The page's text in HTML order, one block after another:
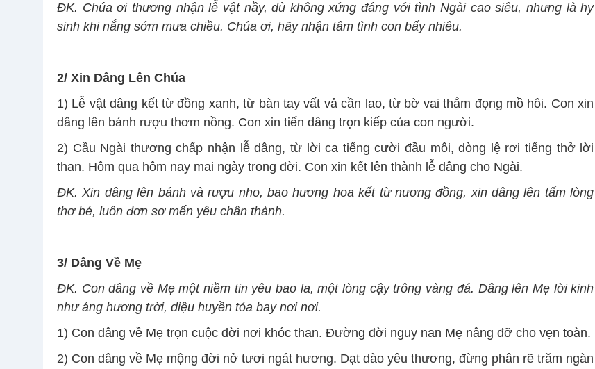
ĐK. Chúa ơi thương nhận lễ vật nầy, dù không xứng đáng với tình Ngài cao siêu, nhưng là hy
sinh khi nắng sớm mưa chiều. Chúa ơi, hãy nhận tâm tình con bấy nhiêu.
2/ Xin Dâng Lên Chúa
1) Lễ vật dâng kết từ đồng xanh, từ bàn tay vất vả cần lao, từ bờ vai thắm đọng mồ hôi. Con xin
dâng lên bánh rượu thơm nồng. Con xin tiến dâng trọn kiếp của con người.
2) Cầu Ngài thương chấp nhận lễ dâng, từ lời ca tiếng cười đầu môi, dòng lệ rơi tiếng thở lời
than. Hôm qua hôm nay mai ngày trong đời. Con xin kết lên thành lễ dâng cho Ngài.
ĐK. Xin dâng lên bánh và rượu nho, bao hương hoa kết từ nương đồng, xin dâng lên tấm lòng
thơ bé, luôn đơn sơ mến yêu chân thành.
3/ Dâng Về Mẹ
ĐK. Con dâng về Mẹ một niềm tin yêu bao la, một lòng cậy trông vàng đá. Dâng lên Mẹ lời kinh
như áng hương trời, diệu huyền tỏa bay nơi nơi.
1) Con dâng về Mẹ trọn cuộc đời nơi khóc than. Đường đời nguy nan Mẹ nâng đỡ cho vẹn toàn.
2) Con dâng về Mẹ mộng đời nở tươi ngát hương. Dạt dào yêu thương, đừng phân rẽ trăm ngàn